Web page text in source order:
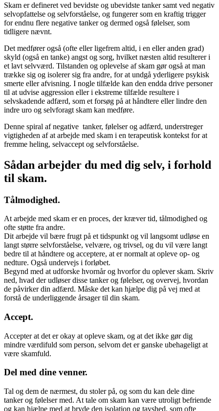
Skam er defineret ved bevidste og ubevidste tanker samt ved negativ
selvopfattelse og selvforståelse, og fungerer som en kraftig trigger
for endnu flere negative tanker og dermed også følelser, som
tidligere nævnt.
Det medfører også (ofte eller ligefrem altid, i en eller anden grad)
skyld (også en tanke) angst og sorg, hvilket næsten altid resulterer i
et lavt selvværd. Tilstanden og oplevelse af skam gør også at man
trække sig og isolerer sig fra andre, for at undgå yderligere psykisk
smerte eller afvisning. I nogle tilfælde kan den endda drive personer
til at udvise aggression eller i ekstreme tilfælde resultere i
selvskadende adfærd, som et forsøg på at håndtere eller lindre den
indre uro og selvforagt skam kan medføre.
Denne spiral af negative tanker, følelser og adfærd, understreger
vigtigheden af at arbejde med skam i en terapeutisk kontekst for at
fremme heling, selvaccept og selvforståelse.
Sådan arbejder du med dig selv, i forhold
til skam.
Tålmodighed.
At arbejde med skam er en proces, der kræver tid, tålmodighed og
ofte støtte fra andre.
Dit arbejde vil bære frugt på et tidspunkt og vil langsomt udløse en
langt større selvforståelse, velvære, og trivsel, og du vil være langt
bedre til at håndtere og acceptere, at er normalt at opleve op- og
nedture. Også undervejs i forløbet.
Begynd med at udforske hvornår og hvorfor du oplever skam. Skriv
ned, hvad der udløser disse tanker og følelser, og overvej, hvordan
de påvirker din adfærd. Måske det kan hjælpe dig på vej med at
forstå de underliggende årsager til din skam.
Accept.
Accepter at det er okay at opleve skam, og at det ikke gør dig
mindre værdifuld som person, selvom det er ganske ubehageligt at
være skamfuld.
Del med dine venner.
Tal og dem de nærmest, du stoler på, og som du kan dele dine
tanker og følelser med. At tale om skam kan være utroligt befriende
og kan hjælpe med at bryde den isolation og tavshed, som ofte